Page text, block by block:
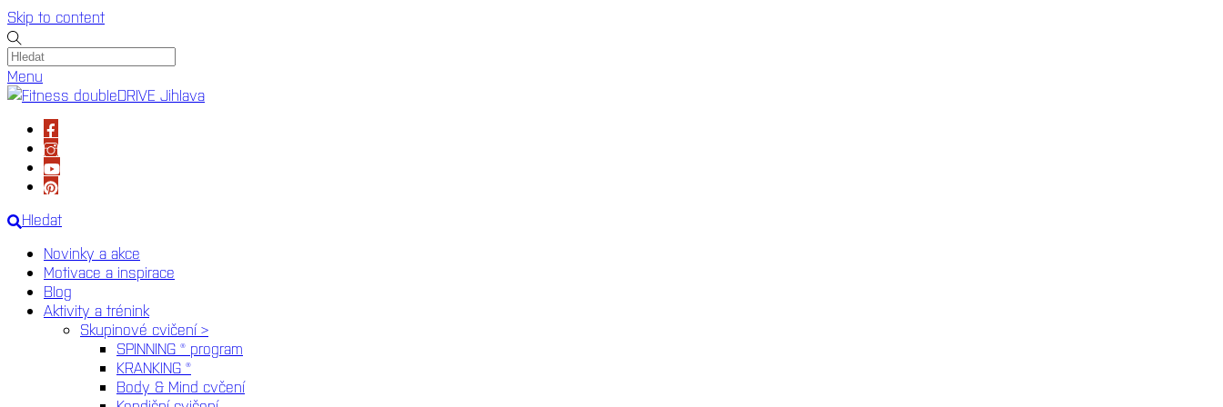
Skip to content
Menu
Hledat
Novinky a akce
Motivace a inspirace
Blog
Aktivity a trénink
Skupinové cvičení >
SPINNING ® program
KRANKING ®
Body & Mind cvčení